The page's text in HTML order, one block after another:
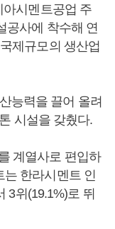
아시멘트공업 주
공사에 착수해 연
제규모의 생산업
능력을 끌어 올려
시설을 갖췄다.
계열사로 편입하
는 한라시멘트 인
3위(19.1%)로 뛰